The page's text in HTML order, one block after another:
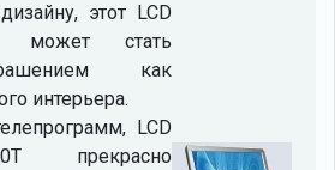
этот LCD
может стать
как
интерьера.
LCD
прекрасно